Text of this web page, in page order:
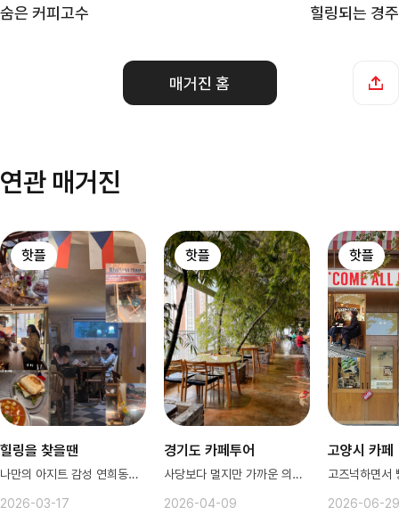
숨은 커피고수
힐링되는 경주
매거진 홈
연관 매거진
핫플
힐링을 찾을땐
나만의 아지트 감성 연희동에서 충전!
2026-03-17
핫플
경기도 카페투어
사당보다 멀지만 가까운 의정부카페♥️
2026-04-09
핫플
고양시 카페
2026-06-29